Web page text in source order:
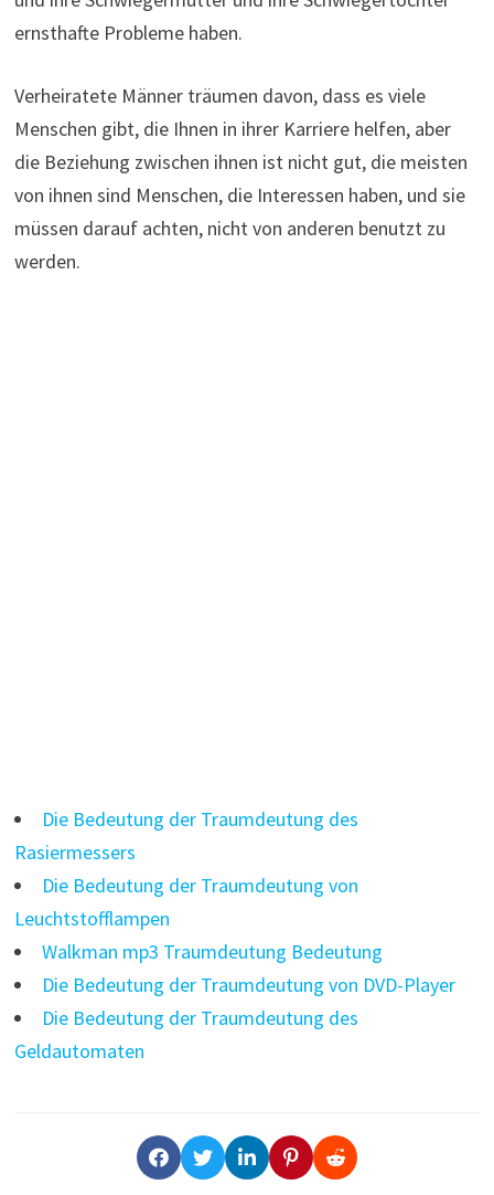
ernsthafte Probleme haben.
Verheiratete Männer träumen davon, dass es viele
Menschen gibt, die Ihnen in ihrer Karriere helfen, aber
die Beziehung zwischen ihnen ist nicht gut, die meisten
von ihnen sind Menschen, die Interessen haben, und sie
müssen darauf achten, nicht von anderen benutzt zu
werden.
Die Bedeutung der Traumdeutung des
Rasiermessers
Die Bedeutung der Traumdeutung von
Leuchtstofflampen
Walkman mp3 Traumdeutung Bedeutung
Die Bedeutung der Traumdeutung von DVD-Player
Die Bedeutung der Traumdeutung des
Geldautomaten